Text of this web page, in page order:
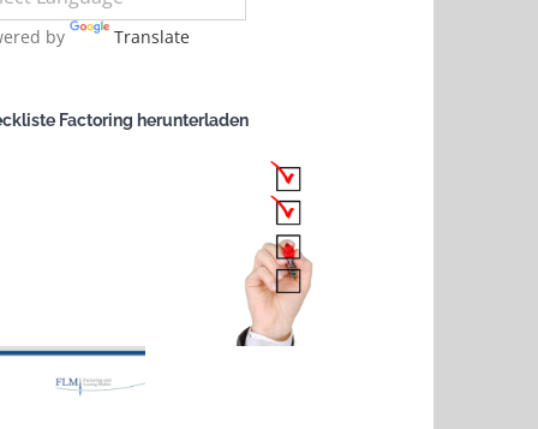
by Translate
Factoring herunterladen